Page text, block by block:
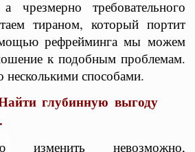
чрезмерно требовательного
тираном, который портит
рефрейминга мы можем
к подобным проблемам.
несколькими способами.
глубинную выгоду
изменить невозможно,